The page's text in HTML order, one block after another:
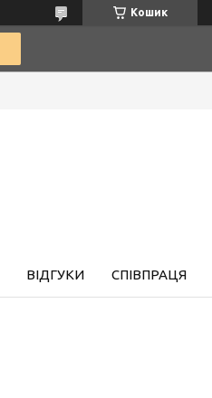
Кошик
ВІДГУКИ СПІВПРАЦЯ